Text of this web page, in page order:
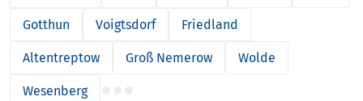
Gotthun Voigtsdorf Friedland
Altentreptow Groß Nemerow Wolde
Wesenberg